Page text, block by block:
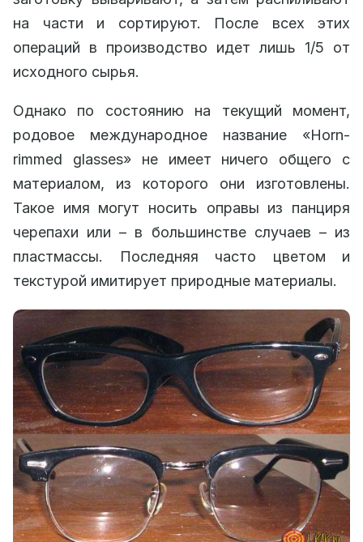
на части и сортируют. После всех этих
операций в производство идет лишь 1/5 от
исходного сырья.
Однако по состоянию на текущий момент,
родовое международное название «Horn-
rimmed glasses» не имеет ничего общего с
материалом, из которого они изготовлены.
Такое имя могут носить оправы из панциря
черепахи или – в большинстве случаев – из
пластмассы. Последняя часто цветом и
текстурой имитирует природные материалы.